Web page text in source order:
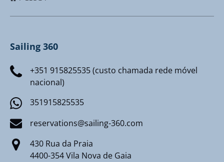
Sailing 360
+351 915825535 (custo chamada rede móvel
nacional)
351915825535
reservations@sailing-360.com
430 Rua da Praia
4400-354 Vila Nova de Gaia